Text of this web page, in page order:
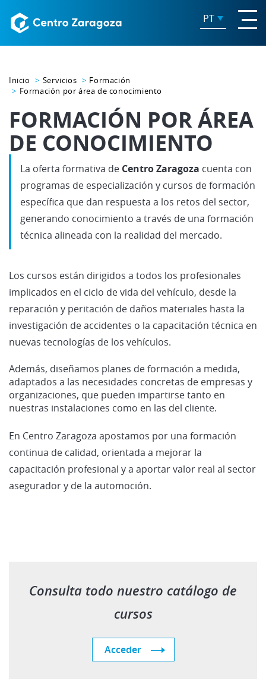
PT
Inicio Servicios
Formación
Formación por área de conocimiento
FORMACIÓN POR ÁREA
DE CONOCIMIENTO
La oferta formativa de Centro Zaragoza cuenta con
programas de especialización y cursos de formación
específica que dan respuesta a los retos del sector,
generando conocimiento a través de una formación
técnica alineada con la realidad del mercado.
Los cursos están dirigidos a todos los profesionales
implicados en el ciclo de vida del vehículo, desde la
reparación y peritación de daños materiales hasta la
investigación de accidentes o la capacitación técnica en
nuevas tecnologías de los vehículos.
Además, diseñamos planes de formación a medida,
adaptados a las necesidades concretas de empresas y
organizaciones, que pueden impartirse tanto en
nuestras instalaciones como en las del cliente.
En Centro Zaragoza apostamos por una formación
continua de calidad, orientada a mejorar la
capacitación profesional y a aportar valor real al sector
asegurador y de la automoción.
Consulta todo nuestro catálogo de
cursos
Acceder